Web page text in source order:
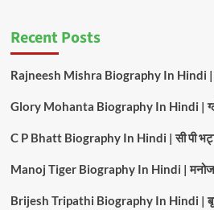
Recent Posts
Rajneesh Mishra Biography In Hindi |
Glory Mohanta Biography In Hindi |
C P Bhatt Biography In Hindi | सी पी
Manoj Tiger Biography In Hindi | मनोज
Brijesh Tripathi Biography In Hindi | बृजेश